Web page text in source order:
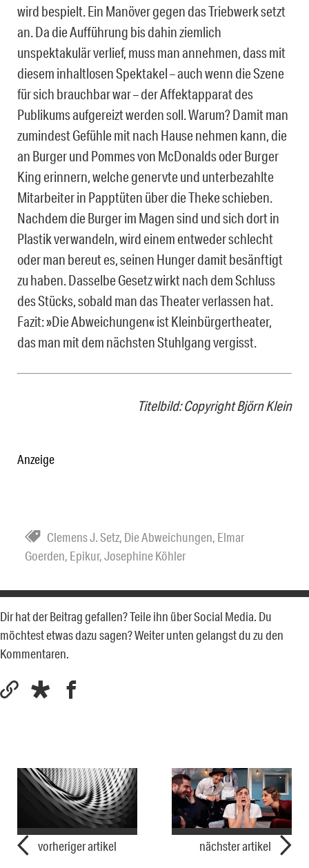
wird bespielt. Ein Manöver gegen das Triebwerk setzt
an. Da die Aufführung bis dahin ziemlich
unspektakulär verlief, muss man annehmen, dass mit
diesem inhaltlosen Spektakel – auch wenn die Szene
für sich brauchbar war – der Affektapparat des
Publikums aufgereizt werden soll. Warum? Damit man
zumindest Gefühle mit nach Hause nehmen kann, die
an Burger und Pommes von McDonalds oder Burger
King erinnern, welche genervte und unterbezahlte
Mitarbeiter in Papptüten über die Theke schieben.
Nachdem die Burger im Magen sind und sich dort in
Plastik verwandeln, wird einem entweder schlecht
oder man bereut es, seinen Hunger damit besänftigt
zu haben. Dasselbe Gesetz wirkt nach dem Schluss
des Stücks, sobald man das Theater verlassen hat.
Fazit: »Die Abweichungen« ist Kleinbürgertheater,
das man mit dem nächsten Stuhlgang vergisst.
Titelbild: Copyright Björn Klein
Anzeige
Clemens J. Setz, Die Abweichungen, Elmar
Goerden, Epikur,Josephine Köhler
Dir hat der Beitrag gefallen? Teile ihn über Social Media. Du
möchtest etwas dazu sagen? Weiter unten gelangst du zu den
Kommentaren.
vorheriger artikel nächster artikel